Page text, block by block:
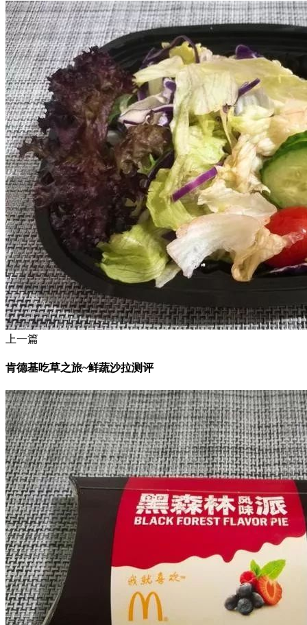
上一篇
肯德基吃草之旅~鲜蔬沙拉测评